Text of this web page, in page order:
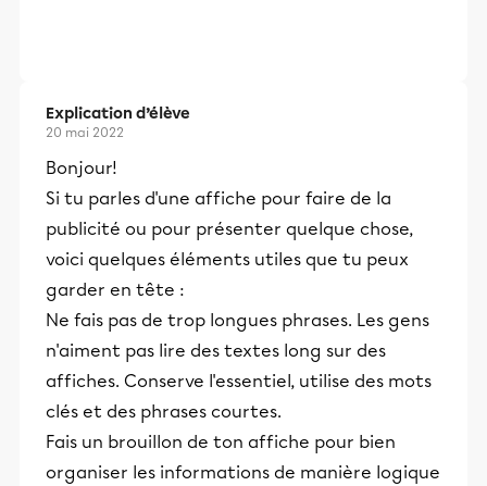
Explication d’élève
20 mai 2022
Bonjour!
Si tu parles d'une affiche pour faire de la
publicité ou pour présenter quelque chose,
voici quelques éléments utiles que tu peux
garder en tête :
Ne fais pas de trop longues phrases. Les gens
n'aiment pas lire des textes long sur des
affiches. Conserve l'essentiel, utilise des mots
clés et des phrases courtes.
Fais un brouillon de ton affiche pour bien
organiser les informations de manière logique